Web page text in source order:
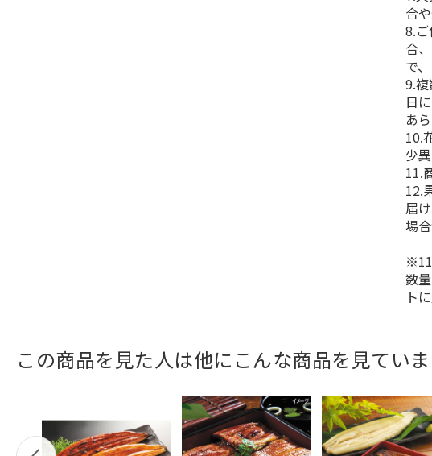
合
8.
合
で
9.
日
あ
10.
少
11.
12.
届
場
数
ト
この商品を見た人は他にこんな商品を見ていま